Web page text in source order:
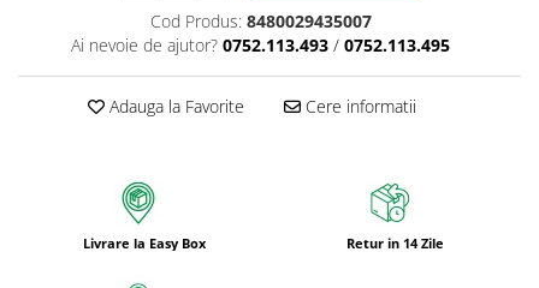
Cod Produs: 8480029435007
Ai nevoie de ajutor? 0752.113.493 / 0752.113.495
Adauga la Favorite Cere informatii
Livrare la Easy Box Retur in 14 Zile